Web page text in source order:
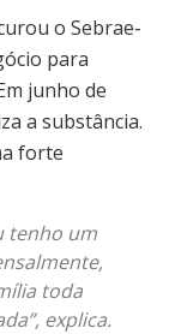
o Sebrae-
para
junho de
a substância.
forte
tenho um
toda
explica.